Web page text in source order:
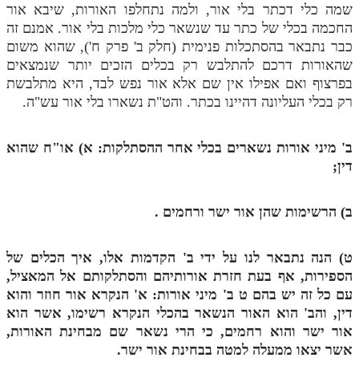
אודות האתר
בעל הסולם
לאתר ספר הרב
שמה כלי דכתר בלי אור, ולמה נתחלפו האורות, שיבא אור
החכמה בכלי של כתר עד שנשאר כלי מלכות בלי אור. אמנם זה
כבר נתבאר בהסתכלות פנימית (חלק ב' פרק ח'), שהוא משום
שהאורות דרכם להתלבש רק בכלים הזכים יותר שנמצאים
בפרצוף ואם אפילו אין שם אלא אור נפש לבד, היא מתלבשת
רק בכלי העליונה דהיינו בכתר. והט"ת נשארו בלי אור עש"ה.
ב' מיני אורות נשארים בכלי אחר ההסתלקות: א) או"ח שהוא
דין;
ב) הרשימות שהן אור ישר ורחמים .
ט) הנה נתבאר לנו על ידי ב' הקדמות אלו, איך הכלים של
הספירות, אף בעת חזרת אורותיהם והסתלקותם אל המאציל,
עם כל זה יש בהם ט ב' מיני אורות: א' הנקרא אור חוזר והוא
דין, והב' הוא האור הנשאר בהכלי הנקרא רשימו, אשר הוא
אור ישר והוא רחמים, כי הרי נשאר שם מבחינת האורות,
אשר יצאו ממעלה למטה בבחינת אור ישר.